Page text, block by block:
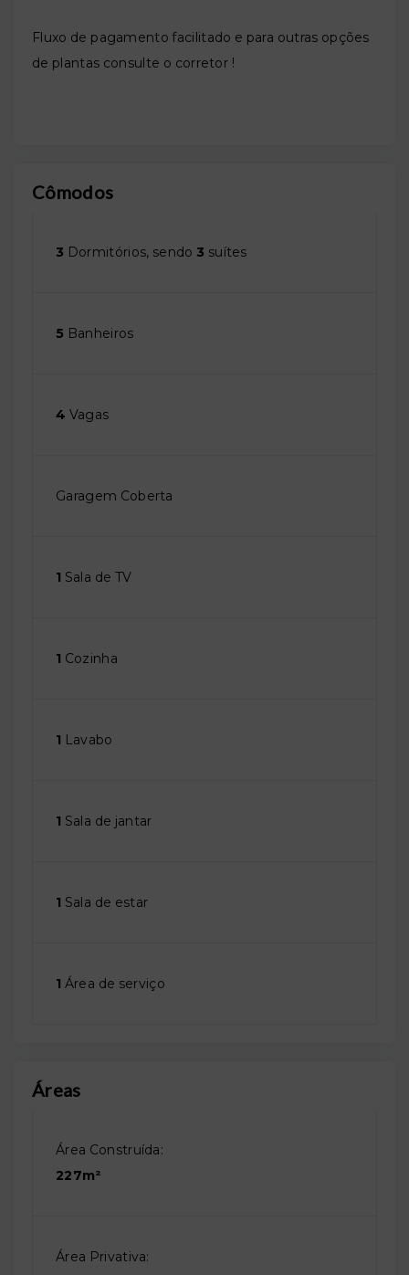
Fluxo de pagamento facilitado e para outras opções
de plantas consulte o corretor !
Cômodos
3 Dormitórios, sendo 3 suítes
5 Banheiros
4 Vagas
Garagem Coberta
1 Sala de TV
1 Cozinha
1 Lavabo
1 Sala de jantar
1 Sala de estar
1 Área de serviço
Áreas
Área Construída:
227m²
Área Privativa: